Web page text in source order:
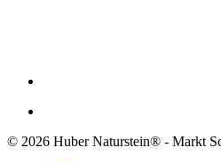
© 2026 Huber Naturstein® - Markt